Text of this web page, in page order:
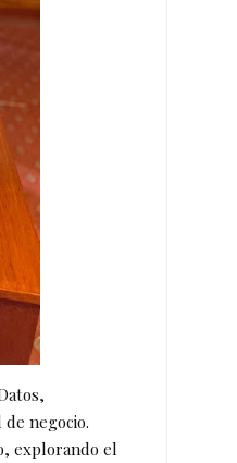
negocio.
explorando el